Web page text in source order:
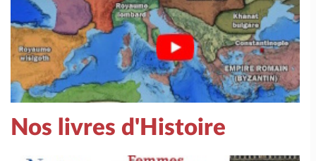
Nos livres d'Histoire